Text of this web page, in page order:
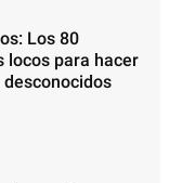
Los 80
locos para hacer